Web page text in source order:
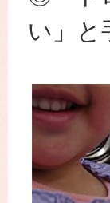
い」と